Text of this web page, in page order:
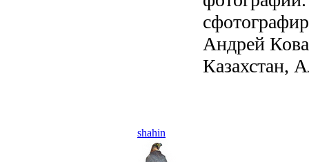
Андрей
Казахстан,
shahin